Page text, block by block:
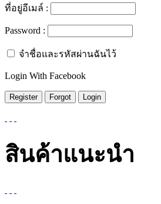
ที่อยู่อีเมล์ :
Password :
จำชื่อและรหัสผ่านฉันไว้
Login With Facebook
สินค้าแนะนำ